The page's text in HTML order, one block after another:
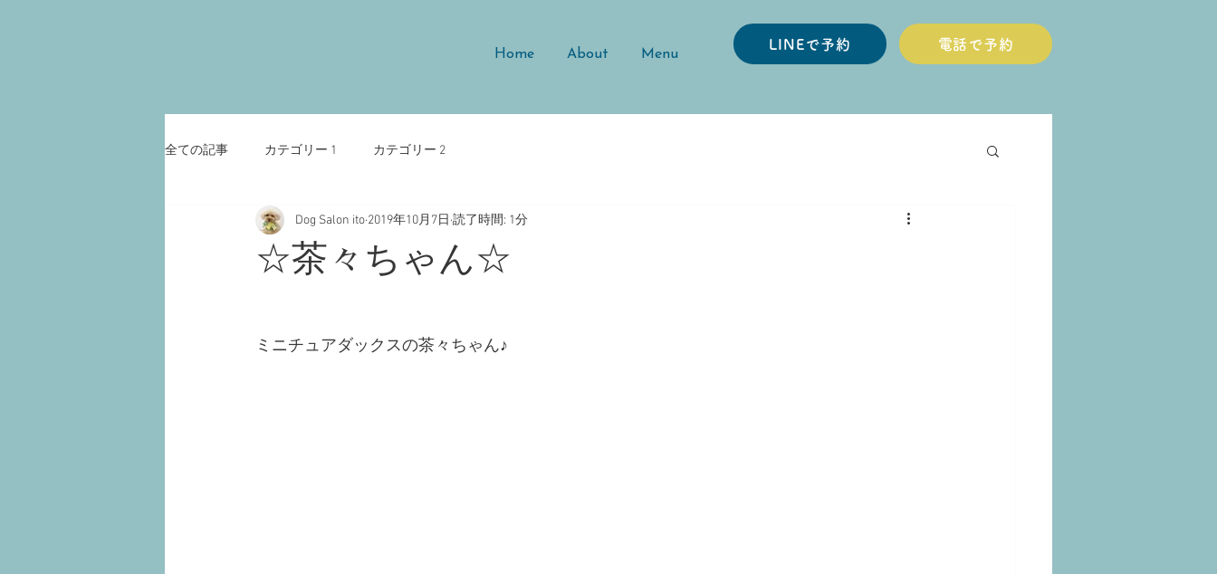
Home About Menu
LINEで予約 電話で予約
全ての記事 カテゴリー 1 カテゴリー 2
☆茶々ちゃん☆
Dog Salon ito 2019年10月7日 読了時間: 1分
ミニチュアダックスの茶々ちゃん♪